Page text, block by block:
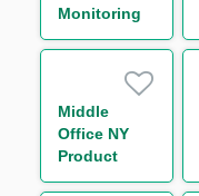
Monitoring
Compliance
Middle
Office NY
Product
Owner